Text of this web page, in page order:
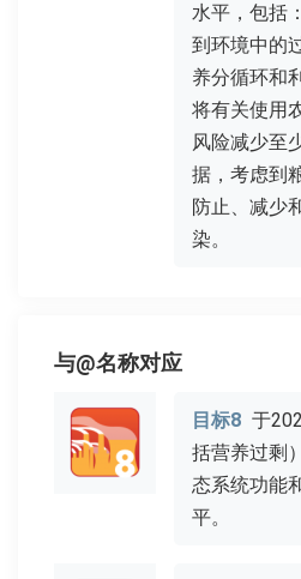
水平，包括
到环境中的
养分循环和
将有关使用
风险减少至
据，考虑到
防止、减少
染。
与@名称对应
目标8 于
括营养过剩
态系统功能
平。